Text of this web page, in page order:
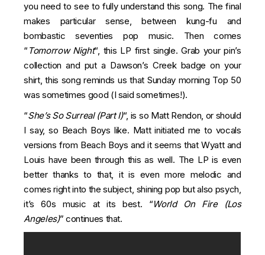
you need to see to fully understand this song. The final
makes particular sense, between kung-fu and
bombastic seventies pop music. Then comes
“ Tomorrow Night“, this LP first single. Grab your pin’s
collection and put a Dawson’s Creek badge on your
shirt, this song reminds us that Sunday morning Top 50
was sometimes good (I said sometimes!).
“She’s So Surreal (Part I)“, is so Matt Rendon, or should
I say, so Beach Boys like. Matt initiated me to vocals
versions from Beach Boys and it seems that Wyatt and
Louis have been through this as well. The LP is even
better thanks to that, it is even more melodic and
comes right into the subject, shining pop but also psych,
it’s 60s music at its best. “World On Fire (Los
Angeles)” continues that.